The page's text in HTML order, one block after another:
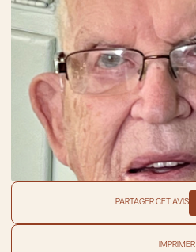
Emplois
Dons
PARTAGER CET AVIS
IMPRIMER